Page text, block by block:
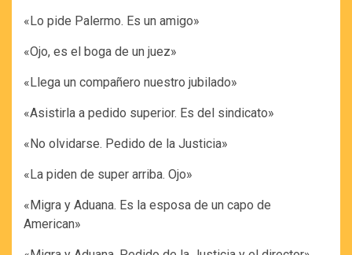
«Lo pide Palermo. Es un amigo»
«Ojo, es el boga de un juez»
«Llega un compañero nuestro jubilado»
«Asistirla a pedido superior. Es del sindicato»
«No olvidarse. Pedido de la Justicia»
«La piden de super arriba. Ojo»
«Migra y Aduana. Es la esposa de un capo de
American»